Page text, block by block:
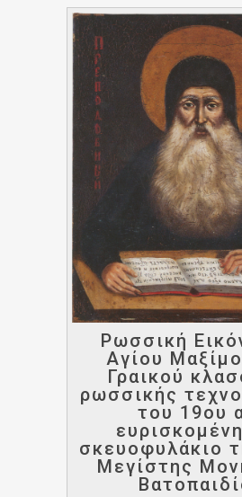
Ρωσσική
Αγίου
Γραικού
ρωσσικής
του 19ου
σκευοφυλάκιο
Μεγίστης